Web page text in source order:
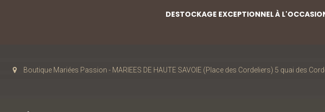
Boutique Mariées Passion - MARIEES DE HAUTE SAVOIE (Place des Cordeliers) 5 quai des
DESTOCKAGE EXCEPTIONNEL À